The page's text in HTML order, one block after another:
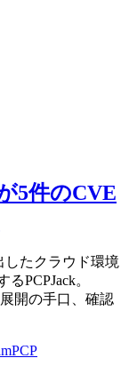
5件のCVE
したクラウド環境
PCPJack。
開の手口、確認